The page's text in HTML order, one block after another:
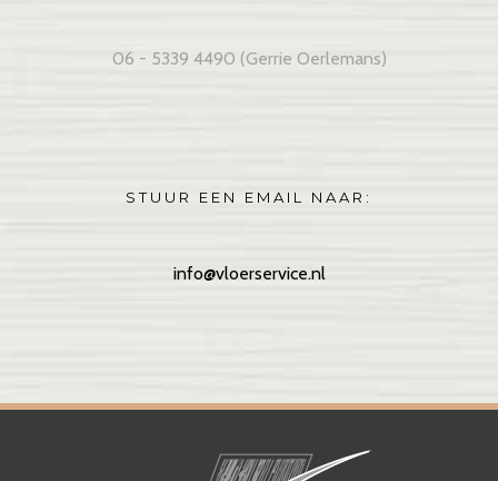
06 - 5339 4490 (Gerrie Oerlemans)
STUUR EEN EMAIL NAAR:
info@vloerservice.nl